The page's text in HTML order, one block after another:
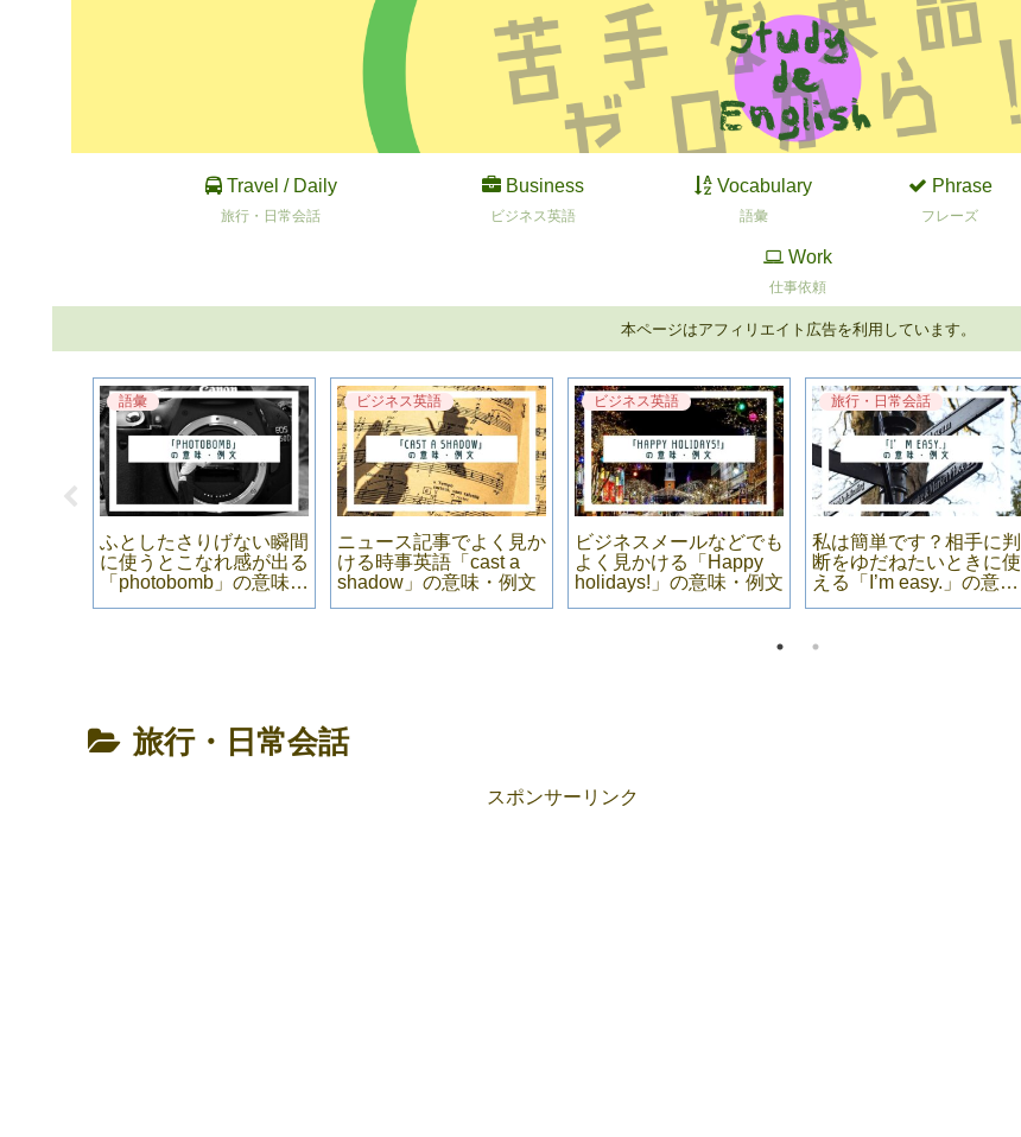
Travel / Daily
旅行・日常会話
Business
ビジネス英語
Vocabulary
語彙
Phrase
フレーズ
Work
仕事依頼
本ページはアフィリエイト広告を利用しています。
語彙
ふとしたさりげない瞬間
に使うとこなれ感が出る
「photobomb」の意味・
ビジネス英語
ニュース記事でよく見か
ける時事英語「cast a
shadow」の意味・例文
ビジネス英語
ビジネスメールなどでも
よく見かける「Happy
holidays!」の意味・例文
旅行・日常会話
私は簡単です？相手に判
断をゆだねたいときに使
える「I’m easy.」の意
旅行・日常会話
スポンサーリンク